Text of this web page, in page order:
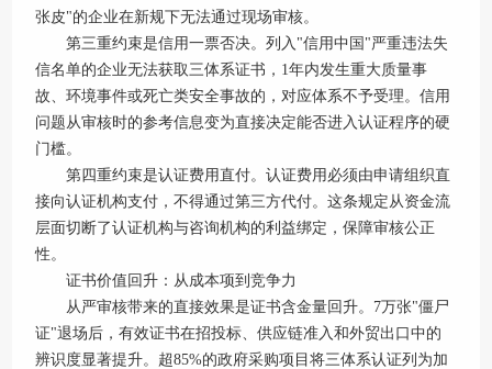
张皮"的企业在新规下无法通过现场审核。
第三重约束是信用一票否决。列入"信用中国"严重违法失
信名单的企业无法获取三体系证书，1年内发生重大质量事
故、环境事件或死亡类安全事故的，对应体系不予受理。信用
问题从审核时的参考信息变为直接决定能否进入认证程序的硬
门槛。
第四重约束是认证费用直付。认证费用必须由申请组织直
接向认证机构支付，不得通过第三方代付。这条规定从资金流
层面切断了认证机构与咨询机构的利益绑定，保障审核公正
性。
证书价值回升：从成本项到竞争力
从严审核带来的直接效果是证书含金量回升。7万张"僵尸
证"退场后，有效证书在招投标、供应链准入和外贸出口中的
辨识度显著提升。超85%的政府采购项目将三体系认证列为加